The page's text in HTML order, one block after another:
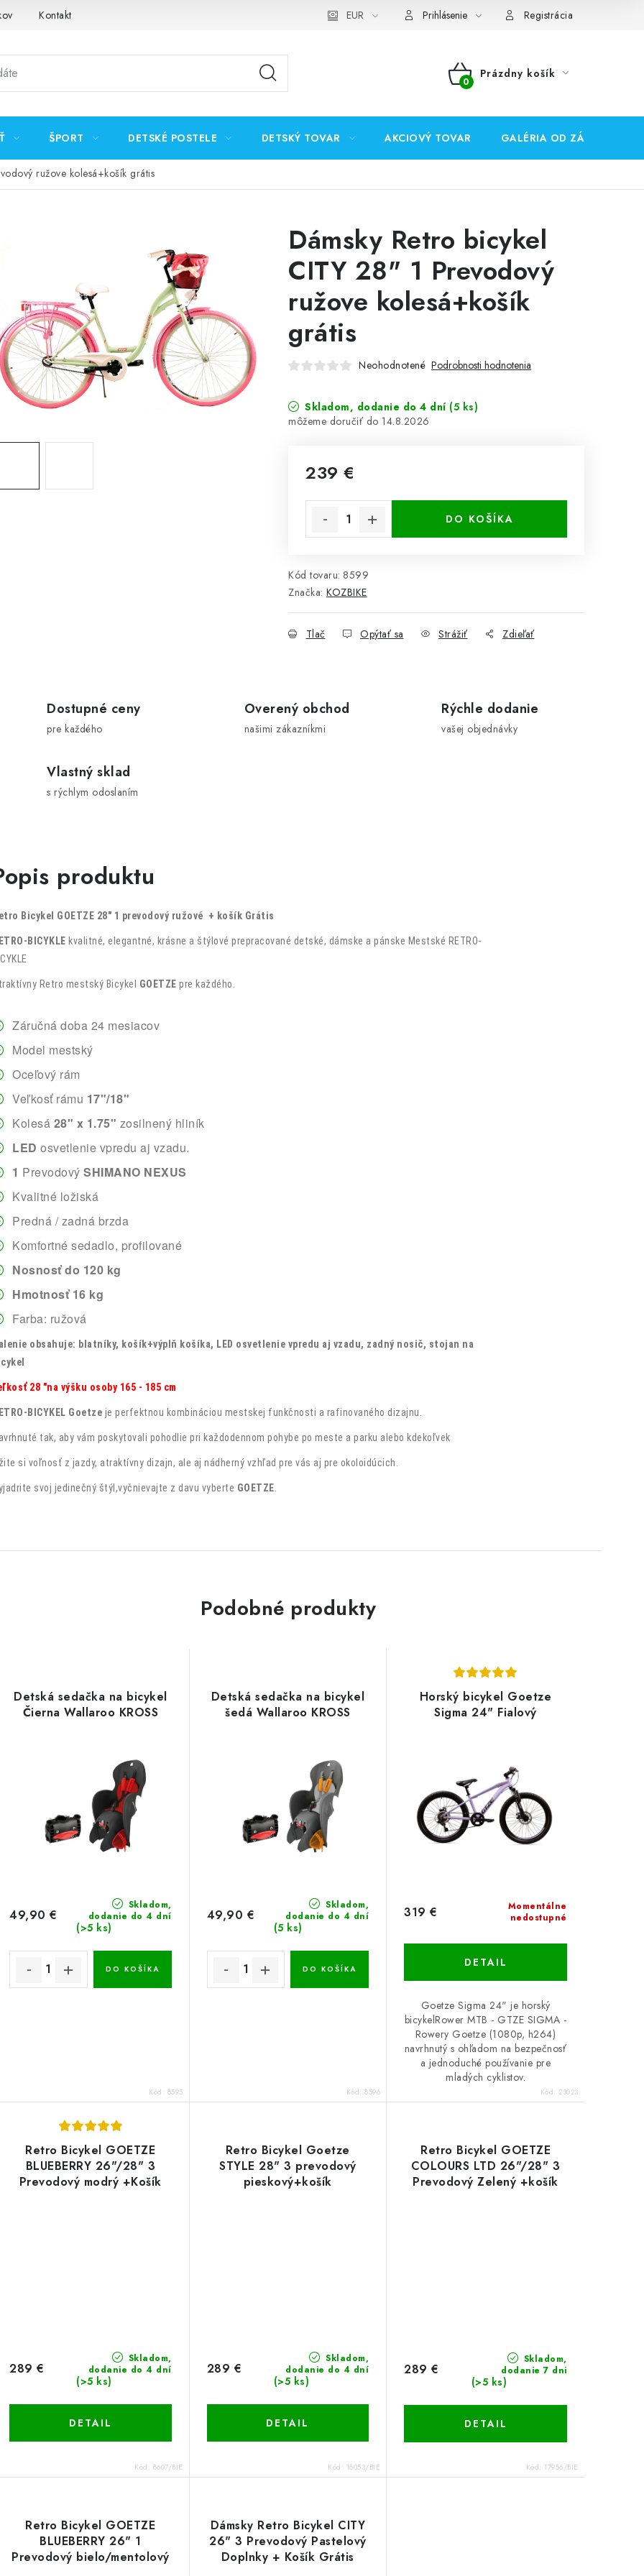
Kontakt EUR Prihlásenie Registrácia
NÁKUPNÝ
Prázdny košík
ŠPORT DETSKÉ POSTELE DETSKÝ TOVAR AKCIOVÝ TOVAR GALÉRIA OD ZÁKAZNÍKOV
ružove kolesá+košík grátis
Dámsky Retro bicykel
CITY 28" 1 Prevodový
ružove kolesá+košík
grátis
Neohodnotené Podrobnosti hodnotenia
Skladom, dodanie do 4 dní (5 ks)
14.8.2026
239 €
DO KOŠÍKA
Kód tovaru: 8599
Značka: KOZBIKE
Tlač Opýtať sa Strážiť Zdieľať
Dostupné ceny
pre každého
Overený obchod
našimi zákazníkmi
Rýchle dodanie
vašej objednávky
Vlastný sklad
s rýchlym odoslaním
produktu
Bicykel GOETZE 28" 1 prevodový ružové + košík Grátis
BICYKLE kvalitné, elegantné, krásne a štýlové prepracované detské, dámske a pánske Mestské RETRO-
Retro mestský Bicykel GOETZE pre každého.
Záručná doba 24 mesiacov
Model mestský
Oceľový rám
Veľkosť rámu 17"/18"
Kolesá 28" x 1.75" zosilnený hliník
LED osvetlenie vpredu aj vzadu.
1 Prevodový SHIMANO NEXUS
Kvalitné ložiská
Predná / zadná brzda
Komfortné sedadlo, profilované
Nosnosť do 120 kg
Hmotnosť 16 kg
Farba: ružová
obsahuje: blatníky, košík+výplň košíka, LED osvetlenie vpredu aj vzadu, zadný nosič, stojan na
28 "na výšku osoby 165 - 185 cm
BICYKEL Goetze je perfektnou kombináciou mestskej funkčnosti a rafinovaného dizajnu.
tak, aby vám poskytovali pohodlie pri každodennom pohybe po meste a parku alebo kdekoľvek
si voľnosť z jazdy, atraktívny dizajn, ale aj nádherný vzhľad pre vás aj pre okoloidúcich.
svoj jedinečný štýl,vyčnievajte z davu vyberte GOETZE
Podobné produkty
Detská sedačka na bicykel
Čierna Wallaroo KROSS
Skladom,
dodanie do 4 dní
(>5 ks)
49,90 €
DO KOŠÍKA
Kód: 8595
Detská sedačka na bicykel
šedá Wallaroo KROSS
Skladom,
dodanie do 4 dní
(5 ks)
49,90 €
DO KOŠÍKA
Kód:8596
Horský bicykel Goetze
Sigma 24" Fialový
Momentálne
nedostupné
319 €
DETAIL
Goetze Sigma 24" je horský
bicykelRower MTB - GTZE SIGMA -
Rowery Goetze (1080p, h264)
navrhnutý s ohľadom na bezpečnosť
a jednoduché používanie pre
mladých cyklistov.
Kód: 23023
Retro Bicykel GOETZE
BLUEBERRY 26"/28" 3
Prevodový modrý +Košík
Skladom,
dodanie do 4 dní
(>5 ks)
289 €
DETAIL
Kód: 8607/BIE
Retro Bicykel Goetze
STYLE 28" 3 prevodový
pieskový+košík
Skladom,
dodanie do 4 dní
(>5 ks)
289 €
DETAIL
Kód: 18053/BIE
Retro Bicykel GOETZE
COLOURS LTD 26"/28" 3
Prevodový Zelený +košík
Skladom,
dodanie 7 dni
(>5 ks)
289 €
DETAIL
Kód: 17956/BIE
Retro Bicykel GOETZE
BLUEBERRY 26" 1
Prevodový bielo/mentolový
Dámsky Retro Bicykel CITY
26" 3 Prevodový Pastelový
Doplnky + Košík Grátis